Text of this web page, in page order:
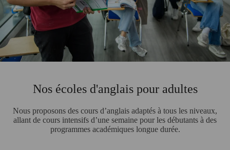
Nos écoles d'anglais pour adultes
Nous proposons des cours d’anglais adaptés à tous les niveaux,
allant de cours intensifs d’une semaine pour les débutants à des
programmes académiques longue durée.